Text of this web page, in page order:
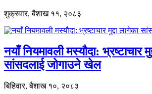
शुक्रवार, बैशाख ११, २०८३
नयाँ नियमावली मस्यौदा: भ्रष्टाचार
सांसदलाई जोगाउने खेल
बिहिवार, बैशाख १०, २०८३